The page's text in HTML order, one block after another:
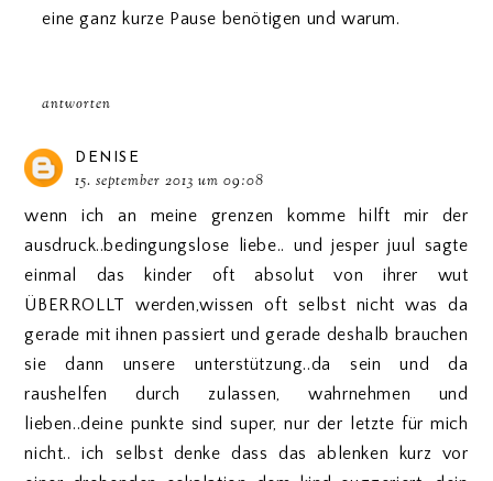
eine ganz kurze Pause benötigen und warum.
antworten
DENISE
15. september 2013 um 09:08
wenn ich an meine grenzen komme hilft mir der
ausdruck..bedingungslose liebe.. und jesper juul sagte
einmal das kinder oft absolut von ihrer wut
ÜBERROLLT werden,wissen oft selbst nicht was da
gerade mit ihnen passiert und gerade deshalb brauchen
sie dann unsere unterstützung..da sein und da
raushelfen durch zulassen, wahrnehmen und
lieben..deine punkte sind super, nur der letzte für mich
nicht.. ich selbst denke dass das ablenken kurz vor